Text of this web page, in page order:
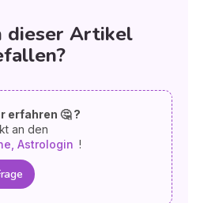
dieser Artikel
erfahren 🤔 ?
an den
Astrologin !